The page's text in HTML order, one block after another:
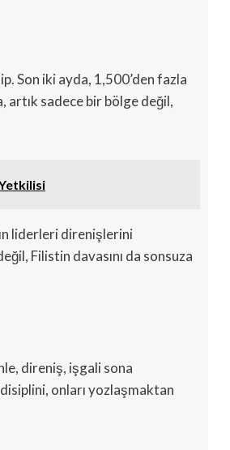
Son iki ayda, 1,500’den fazla
artık sadece bir bölge değil,
liderleri direnişlerini
Filistin davasını da sonsuza
direniş, işgali sona
onları yozlaşmaktan